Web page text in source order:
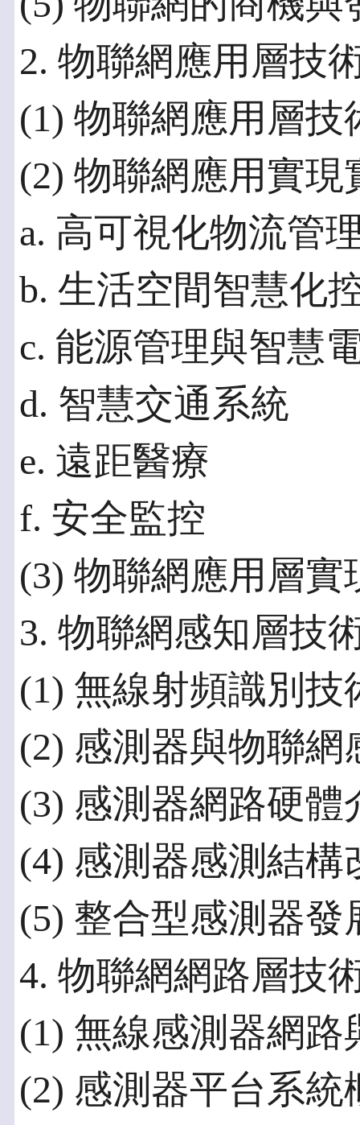
2. 物聯網應用層技
(1) 物聯網應用層技
(2) 物聯網應用實現
a. 高可視化物流管
b. 生活空間智慧化
c. 能源管理與智慧
d. 智慧交通系統
e. 遠距醫療
f. 安全監控
(3) 物聯網應用層實
3. 物聯網感知層技
(1) 無線射頻識別
(2) 感測器與物聯網
(3) 感測器網路硬體
(4) 感測器感測結構
(5) 整合型感測器發
4. 物聯網網路層技
(1) 無線感測器網
(2) 感測器平台系統